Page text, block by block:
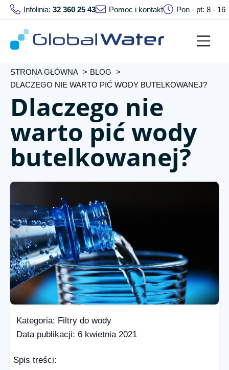
Infolinia: 32 360 25 43 Pomoc i kontakt Pon - pt: 8 - 16
STRONA GŁÓWNA
BLOG
DLACZEGO NIE WARTO PIĆ WODY BUTELKOWANEJ?
Dlaczego nie
warto pić wody
butelkowanej?
Kategoria: Filtry do wody
Data publikacji: 6 kwietnia 2021
Spis treści: